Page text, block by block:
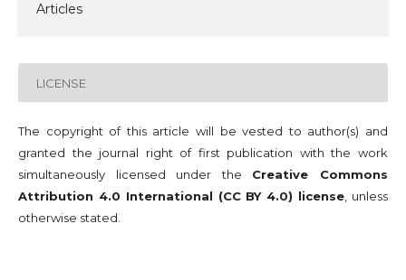
Articles
LICENSE
The copyright of this article will be vested to author(s) and
granted the journal right of first publication with the work
simultaneously licensed under the Creative Commons
Attribution 4.0 International (CC BY 4.0) license , unless
otherwise stated.